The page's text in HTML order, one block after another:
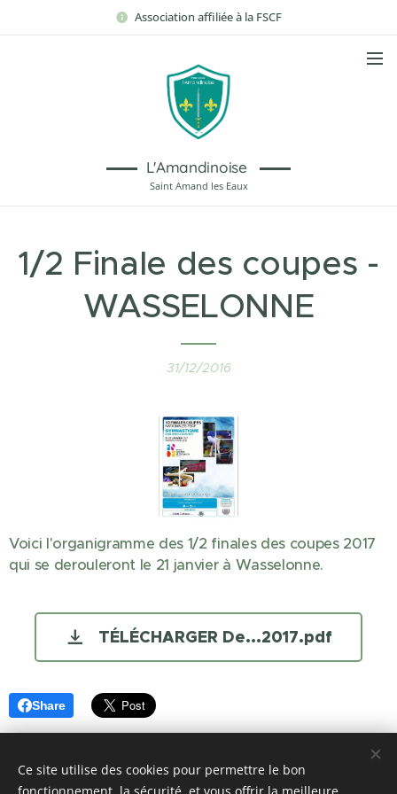
Association affiliée à la FSCF
L'Amandinoise
Saint Amand les Eaux
1/2 Finale des coupes -
WASSELONNE
31/12/2016
Voici l'organigramme des 1/2 finales des coupes 2017
qui se derouleront le 21 janvier à Wasselonne.
TÉLÉCHARGER De...2017.pdf
Share
Ce site utilise des cookies pour permettre le bon